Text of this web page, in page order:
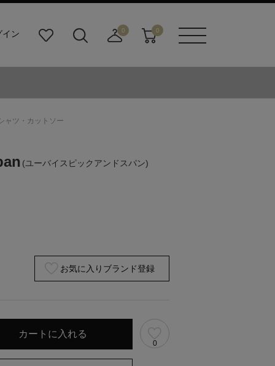
イン
り
ダ
0
寄
0
ャツ・カットソー
(ユーバイスピックアンドスパン)
お気に入りブランド登録
0